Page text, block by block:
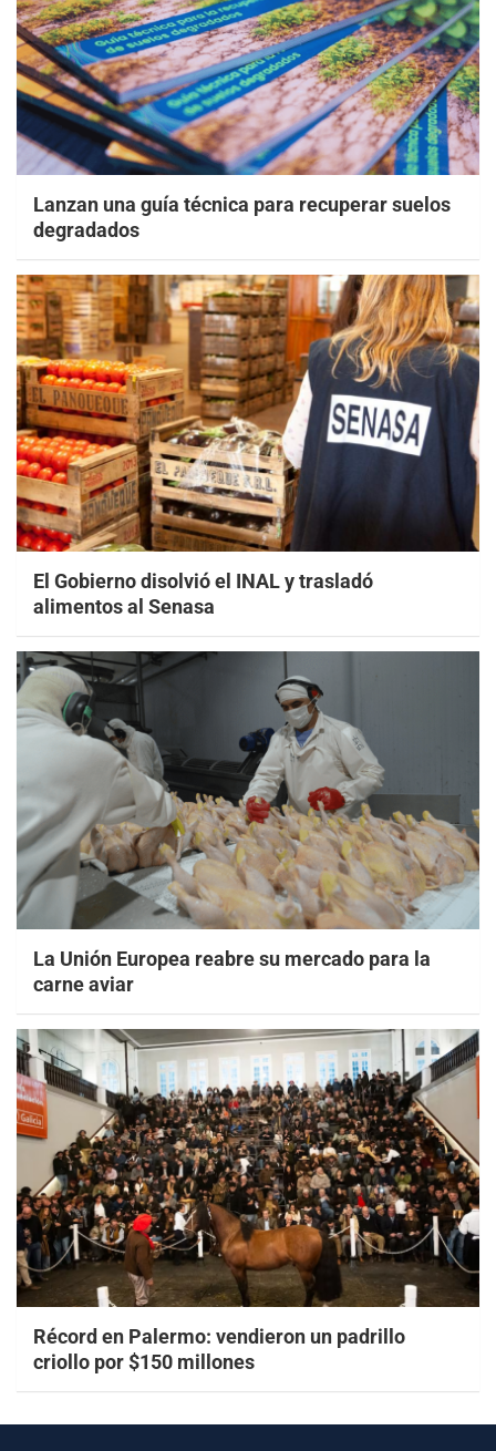
Lanzan una guía técnica para recuperar suelos
degradados
El Gobierno disolvió el INAL y trasladó
alimentos al Senasa
La Unión Europea reabre su mercado para la
carne aviar
Récord en Palermo: vendieron un padrillo
criollo por $150 millones